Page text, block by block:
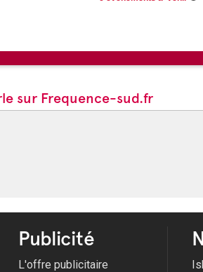
sur Frequence-sud.fr
Publicité
L'offre publicitaire